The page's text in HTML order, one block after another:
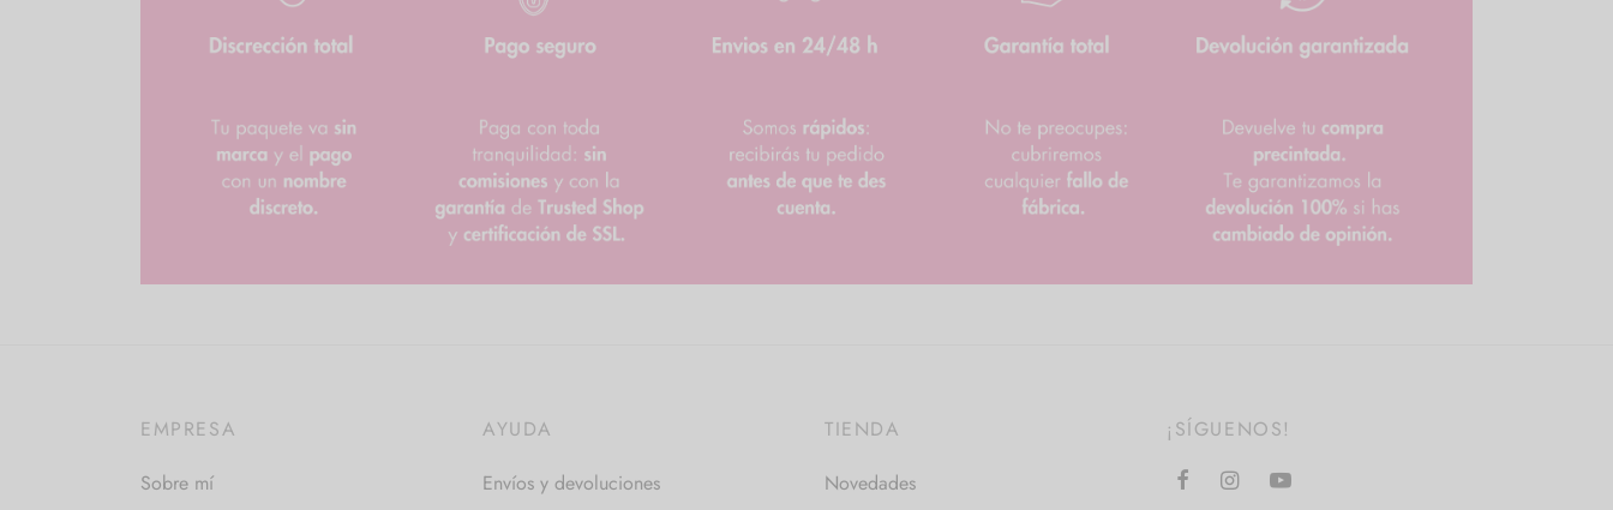
EMPRESA
Sobre mí
AYUDA
Envíos y devoluciones
TIENDA
Novedades
¡SÍGUENOS!